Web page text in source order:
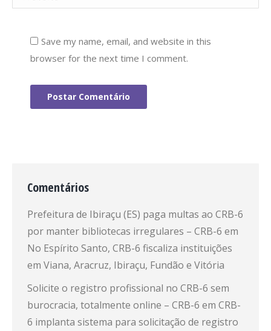
Save my name, email, and website in this
browser for the next time I comment.
Postar Comentário
Comentários
Prefeitura de Ibiraçu (ES) paga multas ao CRB-6
por manter bibliotecas irregulares – CRB-6 em
No Espírito Santo, CRB-6 fiscaliza instituições
em Viana, Aracruz, Ibiraçu, Fundão e Vitória
Solicite o registro profissional no CRB-6 sem
burocracia, totalmente online – CRB-6 em CRB-
6 implanta sistema para solicitação de registro